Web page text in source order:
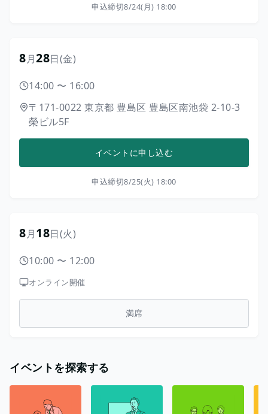
イベントを探索する
申込締切8/24(月) 18:00
8月28日(金)
14:00 〜 16:00
〒171-0022 東京都 豊島区 豊島区南池袋 2-10-3
榮ビル5F
イベントに申し込む
申込締切8/25(火) 18:00
8月18日(火)
10:00 〜 12:00
オンライン開催
満席